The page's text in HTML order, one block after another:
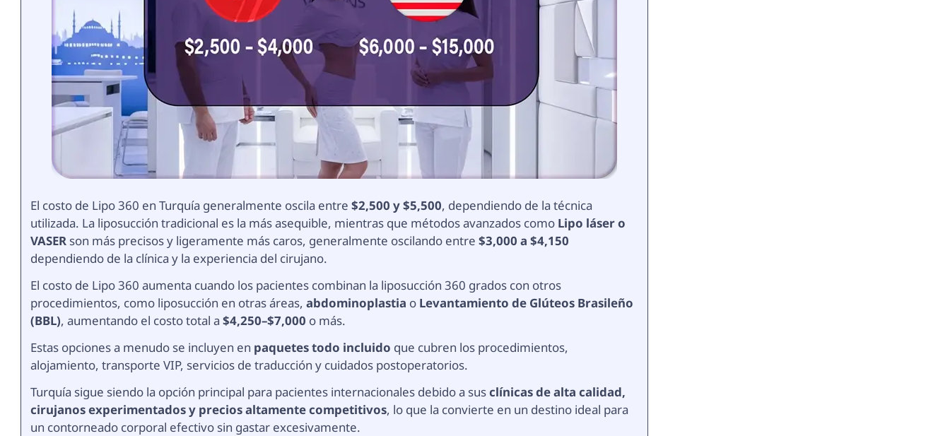
El costo de Lipo 360 en Turquía generalmente oscila entre$2,500 y $5,500, dependiendo de la técnica
utilizada. La liposucción tradicional es la más asequible, mientras que métodos avanzados como Lipo láser o
VASER son más precisos y ligeramente más caros, generalmente oscilando entre$3,000 a $4,150
dependiendo de la clínica y la experiencia del cirujano.
El costo de Lipo 360 aumenta cuando los pacientes combinan la liposucción 360 grados con otros
procedimientos, como liposucción en otras áreas,abdominoplastia o Levantamiento de Glúteos Brasileño
(BBL), aumentando el costo total a$4,250–$7,000 o más.
Estas opciones a menudo se incluyen en paquetes todo incluido que cubren los procedimientos,
alojamiento, transporte VIP, servicios de traducción y cuidados postoperatorios.
Turquía sigue siendo la opción principal para pacientes internacionales debido a susclínicas de alta calidad,
cirujanos experimentados y precios altamente competitivos, lo que la convierte en un destino ideal para
un contorneado corporal efectivo sin gastar excesivamente.